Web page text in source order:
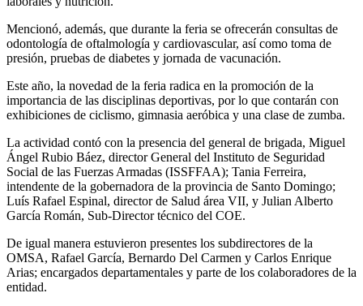
Mencionó, además, que durante la feria se ofrecerán consultas de
odontología de oftalmología y cardiovascular, así como toma de
presión, pruebas de diabetes y jornada de vacunación.
Este año, la novedad de la feria radica en la promoción de la
importancia de las disciplinas deportivas, por lo que contarán con
exhibiciones de ciclismo, gimnasia aeróbica y una clase de zumba.
La actividad contó con la presencia del general de brigada, Miguel
Ángel Rubio Báez, director General del Instituto de Seguridad
Social de las Fuerzas Armadas (ISSFFAA); Tania Ferreira,
intendente de la gobernadora de la provincia de Santo Domingo;
Luís Rafael Espinal, director de Salud área VII, y Julian Alberto
García Román, Sub-Director técnico del COE.
De igual manera estuvieron presentes los subdirectores de la
OMSA, Rafael García, Bernardo Del Carmen y Carlos Enrique
Arias; encargados departamentales y parte de los colaboradores de la
entidad.